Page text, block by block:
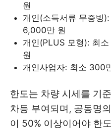
원
개인(소득서류 무증빙
6,000만 원
개인(PLUS 모형): 최
원
개인사업자: 최소 300
한도는 차량 시세를 기
차등 부여되며, 공동명
이 50% 이상이어야 한